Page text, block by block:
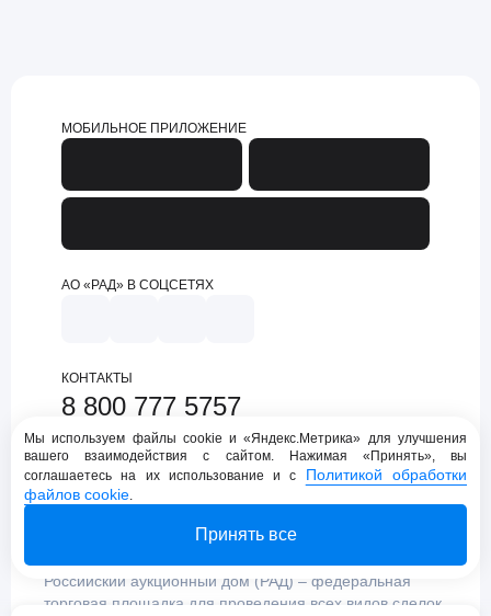
МОБИЛЬНОЕ ПРИЛОЖЕНИЕ
АО «РАД» В СОЦСЕТЯХ
КОНТАКТЫ
8 800 777 5757
support@lot-online.ru
Техническая поддержка
Российский аукционный дом (РАД) – федеральная
торговая площадка для проведения всех видов сделок
Мы используем файлы cookie и «Яндекс.Метрика» для улучшения
вашего взаимодействия с сайтом. Нажимая «Принять», вы
соглашаетесь на их использование и с Политикой обработки
файлов cookie.
Принять все